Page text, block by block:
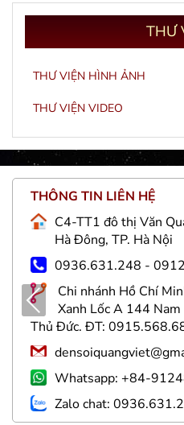
THƯ
THƯ VIỆN HÌNH ẢNH
THƯ VIỆN VIDEO
THÔNG TIN LIÊN HỆ
C4-TT1 đô thị Văn
Hà Đông, TP. Hà Nội
0936.631.248 -
Chi nhánh Hồ Chí
Xanh Lốc A 144 Nam
Thủ Đức. ĐT:
Whatsapp: +84-
Zalo chat:
Pre
viou
s